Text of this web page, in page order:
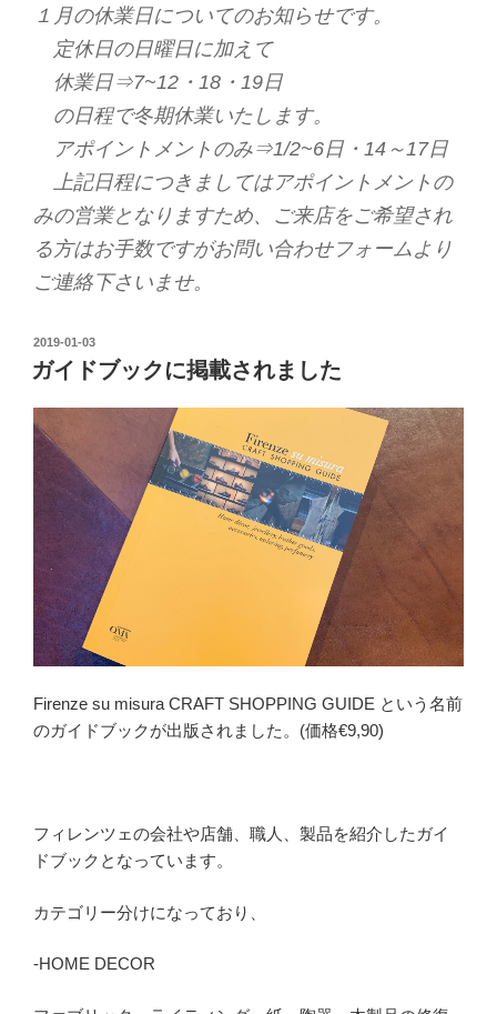
１月の休業日についてのお知らせです。
定休日の日曜日に加えて
休業日⇒7~12・18・19日
の日程で冬期休業いたします。
アポイントメントのみ⇒1/2~6日・14～17日
上記日程につきましてはアポイントメントの
みの営業となりますため、ご来店をご希望され
る方はお手数ですがお問い合わせフォームより
ご連絡下さいませ。
2019-01-03
ガイドブックに掲載されました
Firenze su misura CRAFT SHOPPING GUIDE という名前
のガイドブックが出版されました。(価格€9,90)
フィレンツェの会社や店舗、職人、製品を紹介したガイ
ドブックとなっています。
カテゴリー分けになっており、
-HOME DECOR